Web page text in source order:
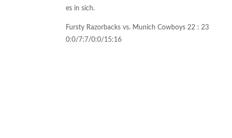
es in sich.
Fursty Razorbacks vs. Munich Cowboys 22 : 23
0:0/7:7/0:0/15:16